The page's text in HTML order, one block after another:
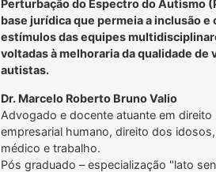
Perturbação do Espectro do Autismo
base jurídica que permeia a inclusão e
estímulos das equipes
voltadas à melhoraria da qualidade de
autistas.
Dr. Marcelo Roberto Bruno Valio
Advogado e docente atuante em direito
empresarial humano, direito dos idosos,
médico e trabalho.
Pós graduado – especialização "lato